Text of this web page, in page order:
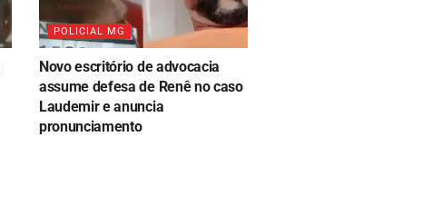
POLICIAL MG
Novo escritório de advocacia
assume defesa de Renê no caso
Laudemir e anuncia
pronunciamento